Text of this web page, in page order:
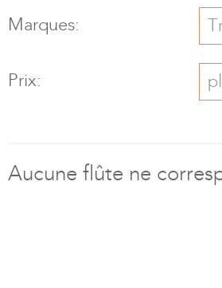
Marques:
Prix:
Aucune flûte ne